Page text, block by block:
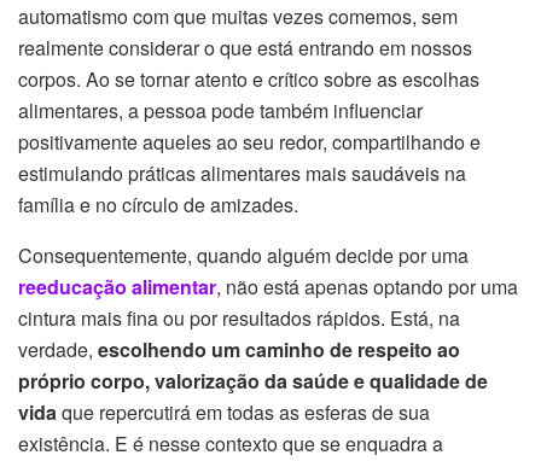
automatismo com que muitas vezes comemos, sem
realmente considerar o que está entrando em nossos
corpos. Ao se tornar atento e crítico sobre as escolhas
alimentares, a pessoa pode também influenciar
positivamente aqueles ao seu redor, compartilhando e
estimulando práticas alimentares mais saudáveis na
família e no círculo de amizades.
Consequentemente, quando alguém decide por uma
reeducação alimentar, não está apenas optando por uma
cintura mais fina ou por resultados rápidos. Está, na
verdade, escolhendo um caminho de respeito ao
próprio corpo, valorização da saúde e qualidade de
vidaque repercutirá em todas as esferas de sua
existência. E é nesse contexto que se enquadra a